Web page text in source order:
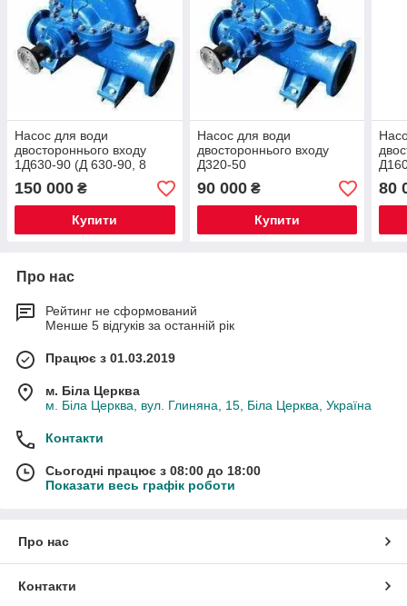
Насос для води
двостороннього входу
1Д630-90 (Д 630-90, 8
НДВ)
150 000 ₴
Купити
Насос для води
двостороннього входу
Д320-50
90 000₴
Купити
80
Про нас
Рейтинг не сформований
Менше 5 відгуків за останній рік
Працює з 01.03.2019
м. Біла Церква
м. Біла Церква, вул. Глиняна, 15, Біла Церква, Україна
Контакти
Сьогодні працює з 08:00 до 18:00
Показати весь графік роботи
Про нас
Контакти